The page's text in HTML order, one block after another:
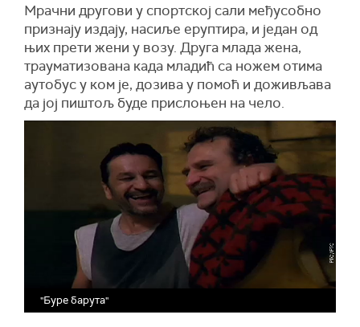
Мрачни другови у спортској сали међусобно
признају издају, насиље еруптира, и један од
њих прети жени у возу. Друга млада жена,
трауматизована када младић са ножем отима
аутобус у ком је, дозива у помоћ и доживљава
да јој пиштољ буде прислоњен на чело.
"Буре барута"